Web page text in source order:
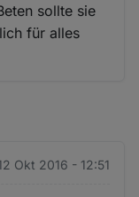
sollte sie
für alles
Okt 2016 - 12:51